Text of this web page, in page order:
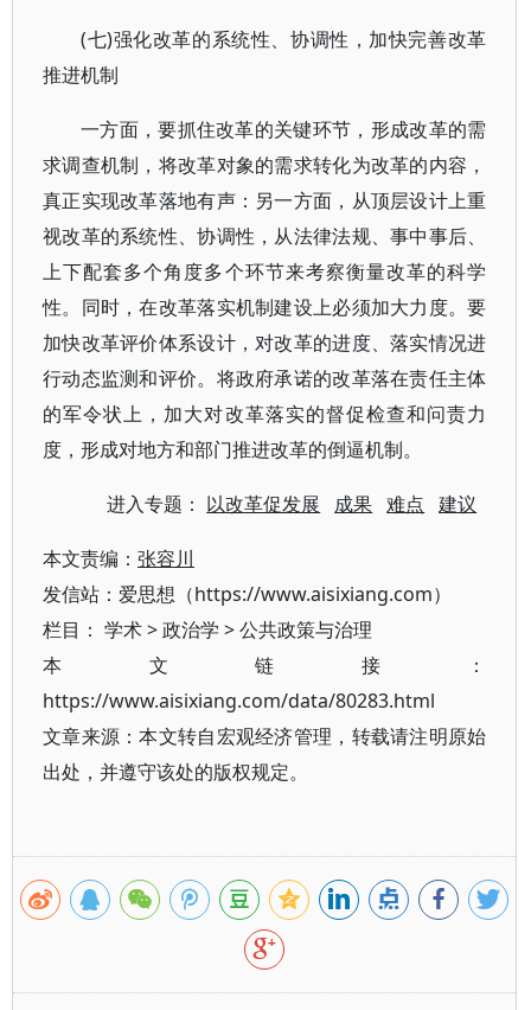
(七)强化改革的系统性、协调性，加快完善改革
推进机制
一方面，要抓住改革的关键环节，形成改革的需
求调查机制，将改革对象的需求转化为改革的内容，
真正实现改革落地有声：另一方面，从顶层设计上重
视改革的系统性、协调性，从法律法规、事中事后、
上下配套多个角度多个环节来考察衡量改革的科学
性。同时，在改革落实机制建设上必须加大力度。要
加快改革评价体系设计，对改革的进度、落实情况进
行动态监测和评价。将政府承诺的改革落在责任主体
的军令状上，加大对改革落实的督促检查和问责力
度，形成对地方和部门推进改革的倒逼机制。
进入专题： 以改革促发展 成果 难点 建议
本文责编： 张容川
发信站：爱思想（https://www.aisixiang.com）
栏目： 学术>政治学 >公共政策与治理
本文链接：
https://www.aisixiang.com/data/80283.html
文章来源：本文转自宏观经济管理，转载请注明原始
出处，并遵守该处的版权规定。